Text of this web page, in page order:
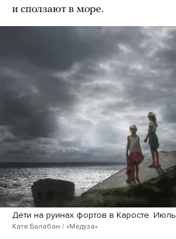
и сползают в море.
Дети на руинах фортов в Каросте.
Катя Балабан / «Медуза»